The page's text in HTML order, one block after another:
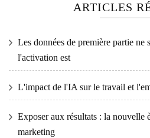
ARTICLES
Les données de première partie
l'activation est
L'impact de l'IA sur le travail et
Exposer aux résultats : la nouvelle
marketing